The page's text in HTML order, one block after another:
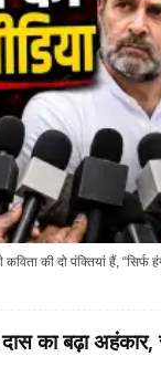
की दो पंक्तियां हैं, “सिर्फ
का बढ़ा अहंकार,